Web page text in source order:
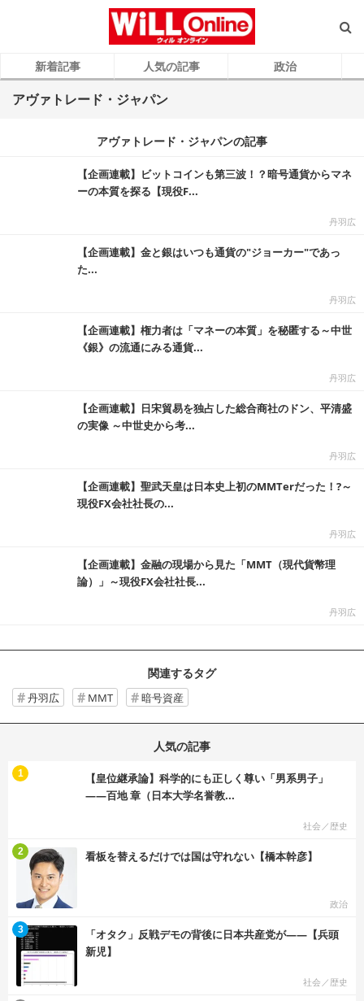
新着記事 人気の記事 政治
アヴァトレード・ジャパン
アヴァトレード・ジャパンの記事
【企画連載】ビットコインも第三波！？暗号通貨からマネ
ーの本質を探る【現役F...
丹羽広
【企画連載】金と銀はいつも通貨の"ジョーカー"であっ
た...
丹羽広
【企画連載】権力者は「マネーの本質」を秘匿する～中世
《銀》の流通にみる通貨...
丹羽広
【企画連載】日宋貿易を独占した総合商社のドン、平清盛
の実像 ～中世史から考...
丹羽広
【企画連載】聖武天皇は日本史上初のMMTerだった！?～
現役FX会社社長の...
丹羽広
【企画連載】金融の現場から見た「MMT（現代貨幣理
論）」～現役FX会社社長...
丹羽広
関連するタグ
丹羽広 MMT 暗号資産
人気の記事
【皇位継承論】科学的にも正しく尊い「男系男子」
――百地 章（日本大学名誉教...
社会／歴史
1
看板を替えるだけでは国は守れない【橋本幹彦】
政治
2
「オタク」反戦デモの背後に日本共産党が――【兵頭
新児】
社会／歴史
3